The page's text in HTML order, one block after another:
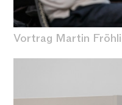
Vortrag Martin